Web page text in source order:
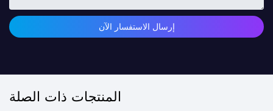
إرسال الاستفسار الآن
المنتجات ذات الصلة